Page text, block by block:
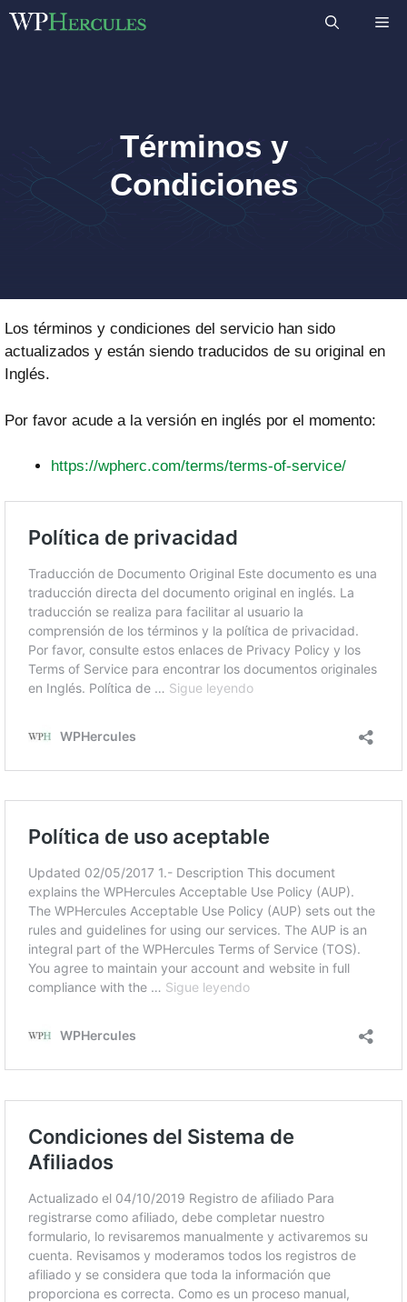
Saltar
Términos y
Condiciones
Los términos y condiciones del servicio han sido
actualizados y están siendo traducidos de su original en
Inglés.
Por favor acude a la versión en inglés por el momento:
https://wpherc.com/terms/terms-of-service/